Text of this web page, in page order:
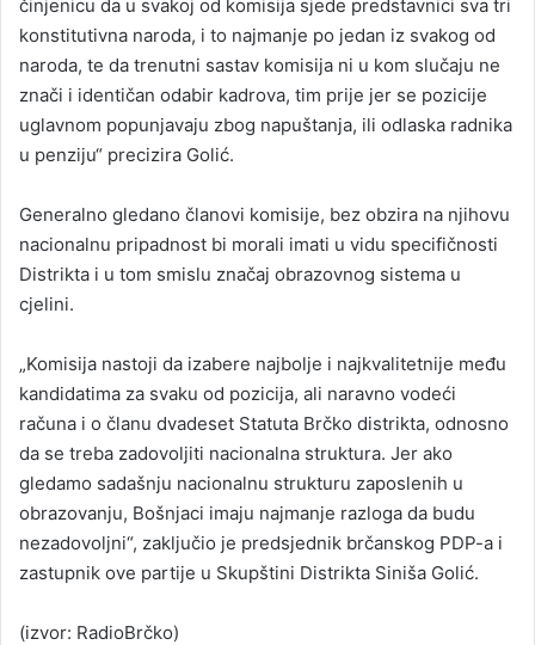
činjenicu da u svakoj od komisija sjede predstavnici sva tri
konstitutivna naroda, i to najmanje po jedan iz svakog od
naroda, te da trenutni sastav komisija ni u kom slučaju ne
znači i identičan odabir kadrova, tim prije jer se pozicije
uglavnom popunjavaju zbog napuštanja, ili odlaska radnika
u penziju“ precizira Golić.
Generalno gledano članovi komisije, bez obzira na njihovu
nacionalnu pripadnost bi morali imati u vidu specifičnosti
Distrikta i u tom smislu značaj obrazovnog sistema u
cjelini.
„Komisija nastoji da izabere najbolje i najkvalitetnije među
kandidatima za svaku od pozicija, ali naravno vodeći
računa i o članu dvadeset Statuta Brčko distrikta, odnosno
da se treba zadovoljiti nacionalna struktura. Jer ako
gledamo sadašnju nacionalnu strukturu zaposlenih u
obrazovanju, Bošnjaci imaju najmanje razloga da budu
nezadovoljni“, zaključio je predsjednik brčanskog PDP-a i
zastupnik ove partije u Skupštini Distrikta Siniša Golić.
(izvor: RadioBrčko)